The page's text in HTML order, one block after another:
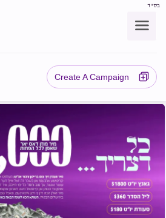
בס"ד
Create A Campaign